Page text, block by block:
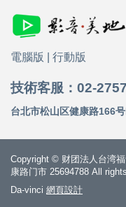
電腦版 行動版
技術客服：02-
台北市松山区健康路166
Copyright © 财团法人台湾
康路门市 25694788 All
Da-vinci 網頁設計